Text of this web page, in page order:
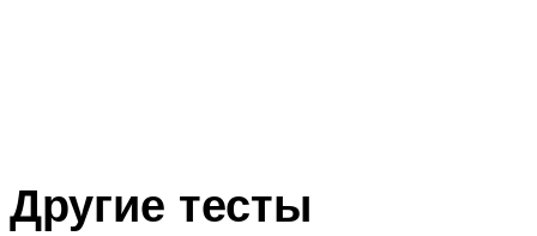
Другие тесты